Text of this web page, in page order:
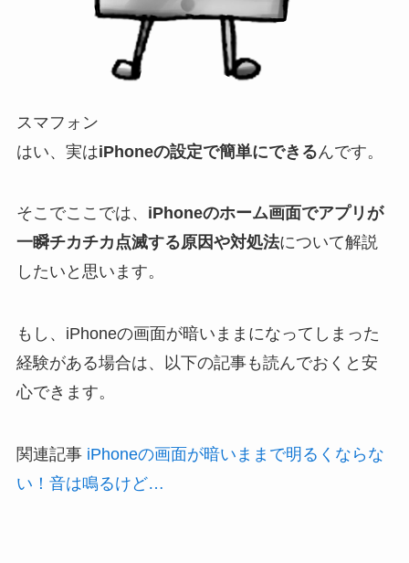
スマフォン
はい、実はiPhoneの設定で簡単にできるんです。
そこでここでは、 iPhoneのホーム画面でアプリが
一瞬チカチカ点滅する原因や対処法について解説
したいと思います。
もし、iPhoneの画面が暗いままになってしまった
経験がある場合は、以下の記事も読んでおくと安
心できます。
関連記事 iPhoneの画面が暗いままで明るくならな
い！音は鳴るけど…